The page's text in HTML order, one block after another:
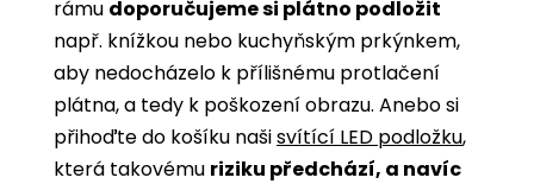
rámu doporučujeme si plátno podložit
např. knížkou nebo kuchyňským prkýnkem,
aby nedocházelo k přílišnému protlačení
plátna, a tedy k poškození obrazu. Anebo si
přihoďte do košíku našisvítící LED podložku,
která takovému riziku předchází, a navíc